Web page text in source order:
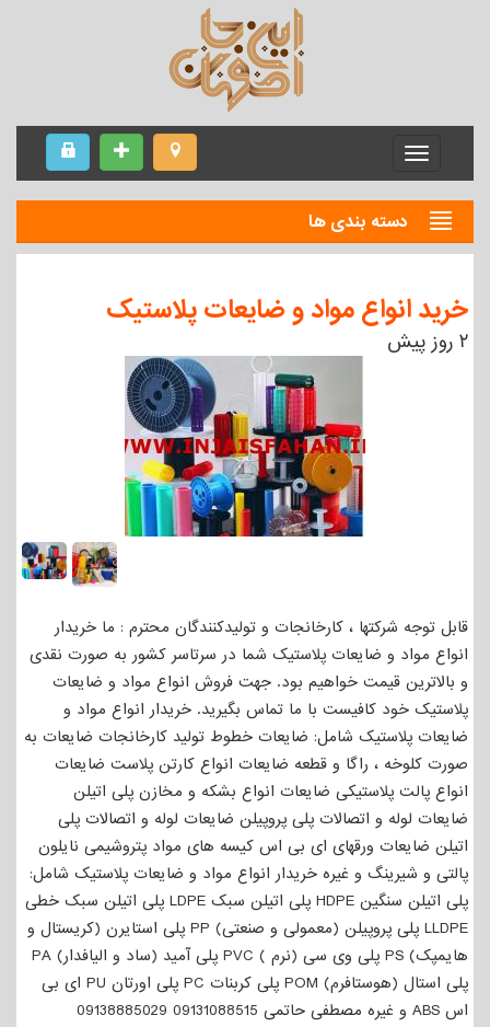
Menu
دسته بندی ها
خرید انواع مواد و ضایعات پلاستیک
۲ روز پیش
قابل توجه شرکتها ، کارخانجات و تولیدکنندگان محترم : ما خریدار
انواع مواد و ضایعات پلاستیک شما در سرتاسر کشور به صورت نقدی
و بالاترین قیمت خواهیم بود. جهت فروش انواع مواد و ضایعات
پلاستیک خود کافیست با ما تماس بگیرید. خریدار انواع مواد و
ضایعات پلاستیک شامل: ضایعات خطوط تولید کارخانجات ضایعات به
صورت کلوخه ، راگا و قطعه ضایعات انواع کارتن پلاست ضایعات
انواع پالت پلاستیکی ضایعات انواع بشکه و مخازن پلی اتیلن
ضایعات لوله و اتصالات پلی پروپیلن ضایعات لوله و اتصالات پلی
اتیلن ضایعات ورقهای ای بی اس کیسه های مواد پتروشیمی نایلون
پالتی و شیرینگ و غیره خریدار انواع مواد و ضایعات پلاستیک شامل:
پلی اتیلن سنگین HDPE پلی اتیلن سبک LDPE پلی اتیلن سبک خطی
LLDPE پلی پروپیلن (معمولی و صنعتی) PP پلی استایرن (کریستال و
هایمپک) PS پلی وی سی (نرم ) PVC پلی آمید (ساد و الیافدار) PA
پلی استال (هوستافرم) POM پلی کربنات PC پلی اورتان PU ای بی
اس ABS و غیره مصطفی حاتمی 09131088515 09138885029